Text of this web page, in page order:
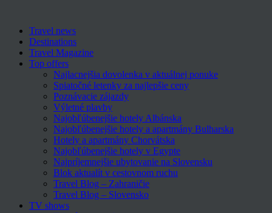
Travel news
Destinations
Travel Magazine
Top offers
Najlacnejšia dovolenka v aktuálnej ponuke
Spiatočné letenky za najlepšie ceny
Poznávacie zájazdy
Výletné plavby
Najobľúbenejšie hotely Albánska
Najobľúbenejšie hotely a apartmány Bulharska
Hotely a apartmány Chorvátska
Najobľúbenejšie hotely v Egypte
Najpríjemnejšie ubytovanie na Slovensku
Blok aktualít v cestovnom ruchu
Travel Blog – Zahraničie
Travel Blog – Slovensko
TV shows